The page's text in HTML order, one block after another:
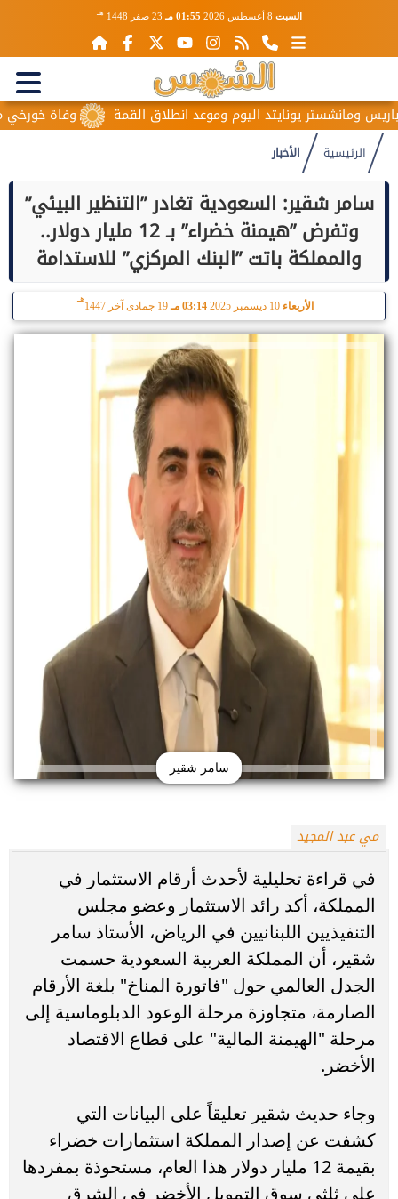
السبت 01:55 مـ 23 صفر 1448 هـ
وفاة خورخي ميسي يونايتد اليوم وموعد انطلاق القمة
الرئيسية الأخبار
سامر شقير: السعودية تغادر ”التنظير البيئي”
وتفرض ”هيمنة خضراء” بـ 12 مليار دولار..
والمملكة باتت ”البنك المركزي” للاستدامة
الأربعاء 03:14 مـ 19 جمادى آخر 1447
هـ
سامر شقير
مي عبد المجيد
في قراءة تحليلية لأحدث أرقام الاستثمار في
المملكة، أكد رائد الاستثمار وعضو مجلس
التنفيذيين اللبنانيين في الرياض، الأستاذ سامر
شقير، أن المملكة العربية السعودية حسمت
الجدل العالمي حول "فاتورة المناخ" بلغة الأرقام
الصارمة، متجاوزة مرحلة الوعود الدبلوماسية إلى
مرحلة "الهيمنة المالية" على قطاع الاقتصاد
الأخضر.
وجاء حديث شقير تعليقاً على البيانات التي
كشفت عن إصدار المملكة استثمارات خضراء
بقيمة 12 مليار دولار هذا العام، مستحوذة بمفردها
على ثلثي سوق التمويل الأخضر في الشرق